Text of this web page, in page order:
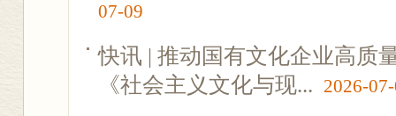
07-09
快讯 | 推动国有文化企业高质
《社会主义文化与现... 2026-